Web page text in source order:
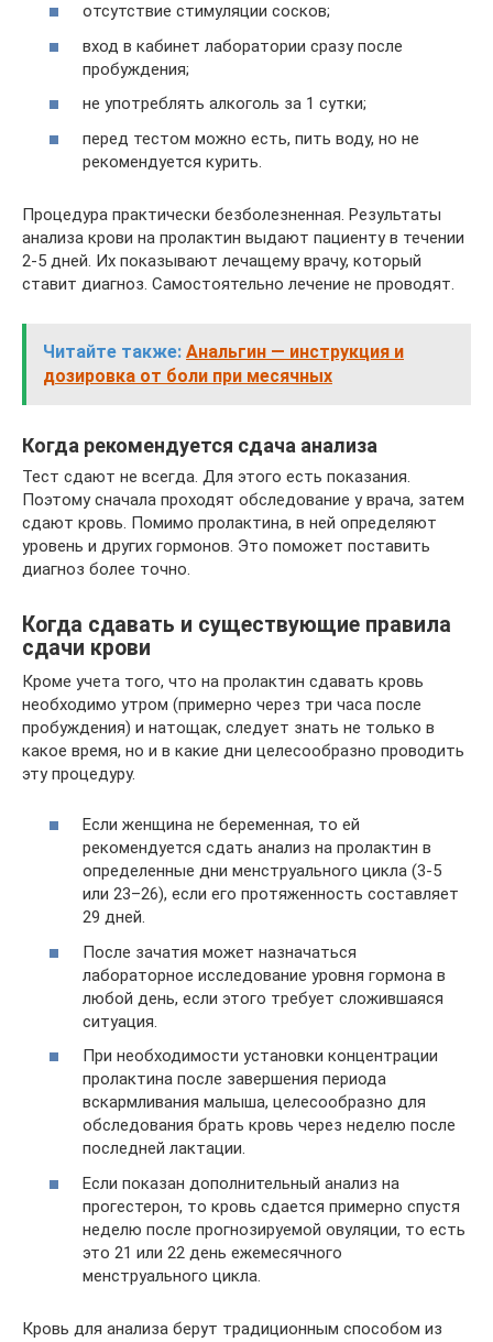
отсутствие стимуляции сосков;
вход в кабинет лаборатории сразу после
пробуждения;
не употреблять алкоголь за 1 сутки;
перед тестом можно есть, пить воду, но не
рекомендуется курить.
Процедура практически безболезненная. Результаты
анализа крови на пролактин выдают пациенту в течении
2-5 дней. Их показывают лечащему врачу, который
ставит диагноз. Самостоятельно лечение не проводят.
Читайте также: Анальгин — инструкция и
дозировка от боли при месячных
Когда рекомендуется сдача анализа
Тест сдают не всегда. Для этого есть показания.
Поэтому сначала проходят обследование у врача, затем
сдают кровь. Помимо пролактина, в ней определяют
уровень и других гормонов. Это поможет поставить
диагноз более точно.
Когда сдавать и существующие правила
сдачи крови
Кроме учета того, что на пролактин сдавать кровь
необходимо утром (примерно через три часа после
пробуждения) и натощак, следует знать не только в
какое время, но и в какие дни целесообразно проводить
эту процедуру.
Если женщина не беременная, то ей
рекомендуется сдать анализ на пролактин в
определенные дни менструального цикла (3-5
или 23–26), если его протяженность составляет
29 дней.
После зачатия может назначаться
лабораторное исследование уровня гормона в
любой день, если этого требует сложившаяся
ситуация.
При необходимости установки концентрации
пролактина после завершения периода
вскармливания малыша, целесообразно для
обследования брать кровь через неделю после
последней лактации.
Если показан дополнительный анализ на
прогестерон, то кровь сдается примерно спустя
неделю после прогнозируемой овуляции, то есть
это 21 или 22 день ежемесячного
менструального цикла.
Кровь для анализа берут традиционным способом из